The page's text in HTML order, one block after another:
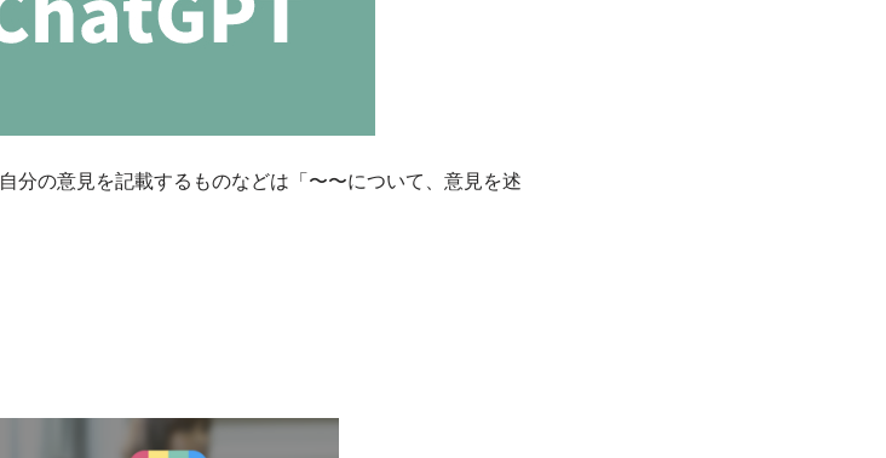
自分の意見を記載するものなどは「〜〜について、意見を述